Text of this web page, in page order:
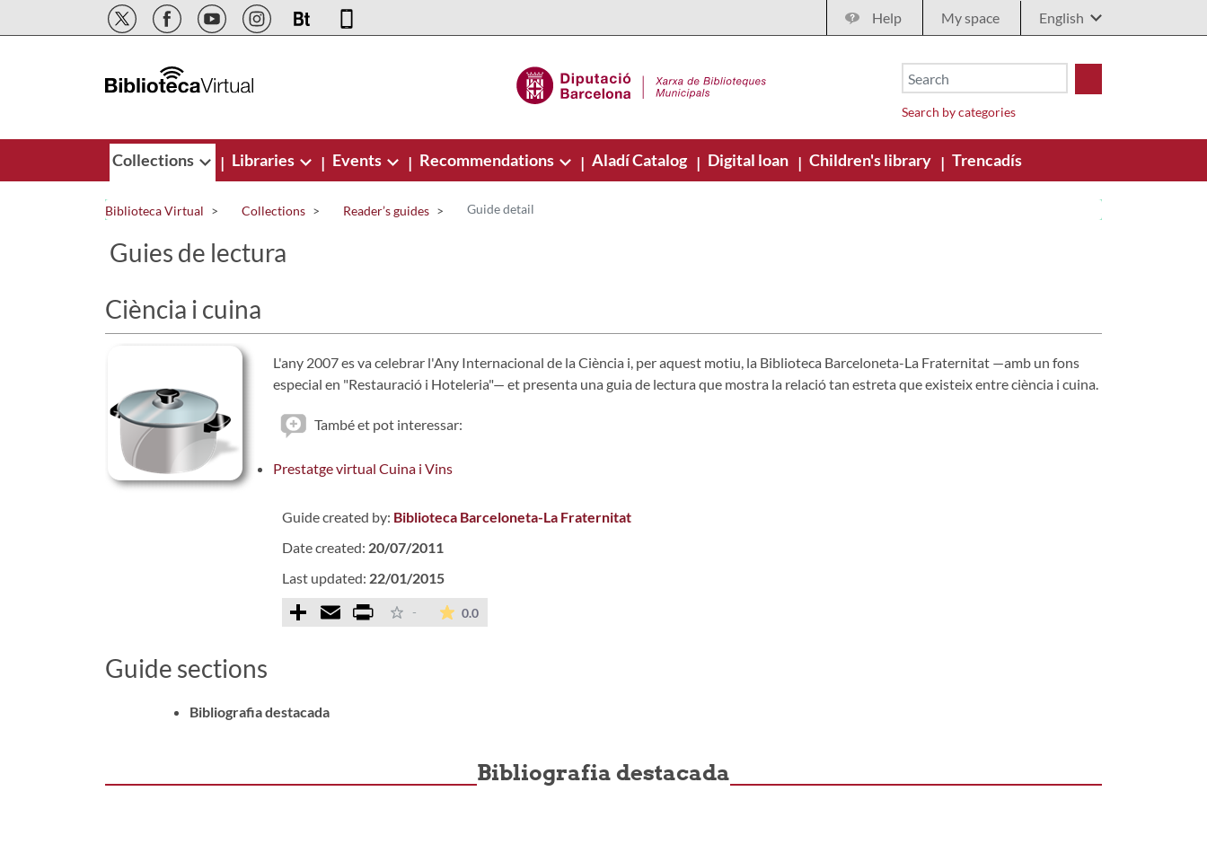
Skip to Main Content Help My space
Search by categories
Collections | Libraries | Events | Recommendations | Aladí Catalog | Digital loan | Children's library | Trencadís
Biblioteca Virtual Collections Reader’s guides Guide detail
Guies de lectura
Ciència i cuina
L'any 2007 es va celebrar l'Any Internacional de la Ciència i, per aquest motiu, la Biblioteca Barceloneta-La Fraternitat —amb un fons
especial en "Restauració i Hoteleria"— et presenta una guia de lectura que mostra la relació tan estreta que existeix entre ciència i cuina.
També et pot interessar:
Prestatge virtual Cuina i Vins
Guide created by: Biblioteca Barceloneta-La Fraternitat
Date created: 20/07/2011
Last updated: 22/01/2015
Comparteix
Email Print - 0.0The average rating is 0 stars out of 5.
Guide sections
Bibliografia destacada
Bibliografia destacada